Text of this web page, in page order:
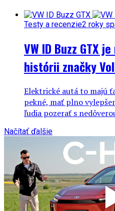
Testy a recenzie2 roky
VW ID Buzz GTX
histórii značky
Elektrické autá to majú
pekné, mať plno
ľudia pozerať s
Načítať ďalšie